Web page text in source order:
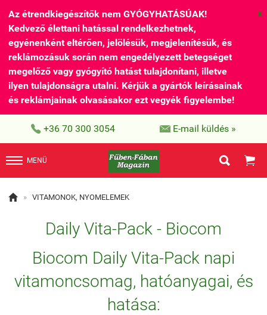
Az étrendkiegészítők nem GYÓGYHATÁSÚAK!
Kedvező élettani hatással rendelkezhetnek,
egyénenként eltérően, jelölésük, megjelenítésük, és
reklámozásuk során nem engedélyezett betegséget
megelőző vagy gyógyító hatást tulajdonítani, illetve
ilyen tulajdonságra utalni. Kérjük a gyártók leírásainak
és reklámjainak olvasásakor ezt vegyék figyelembe!
X
 +36 70 300 3054  E-mail küldés »
MENÜ  
 » VITAMONOK, NYOMELEMEK
Daily Vita-Pack - Biocom
Biocom Daily Vita-Pack napi
vitamoncsomag, hatóanyagai, és
hatása: